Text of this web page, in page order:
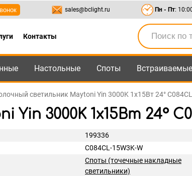
95-45 sales@bclight.ru
sales@bclight.ru Пн - Пт:
Контакты
Настольные Споты Встраиваемые
светильник Maytoni Yin 3000K 1x15Вт 24°
3000K 1x15Вт 24°
199336
C084CL-15W3K-W
Споты (точечные накладные
светильники)